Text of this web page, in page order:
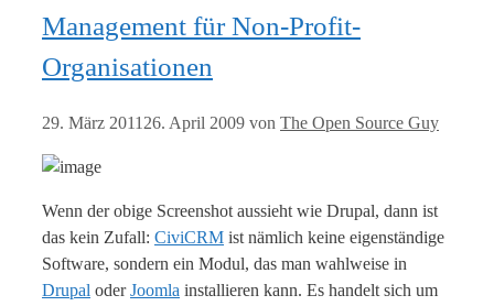
Management für Non-Profit-
Organisationen
29. März 2011 26. April 2009 von The Open Source Guy
Wenn der obige Screenshot aussieht wie Drupal, dann ist
das kein Zufall: CiviCRM ist nämlich keine eigenständige
Software, sondern ein Modul, das man wahlweise in
Drupal oderJoomla installieren kann. Es handelt sich um